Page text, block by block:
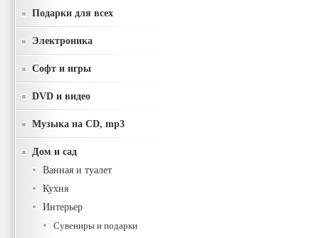
Подарки для всех
Электроника
Софт и игры
DVD и видео
Музыка на CD, mp3
Дом и сад
Ванная и туалет
Кухня
Интерьер
Сувениры и подарки